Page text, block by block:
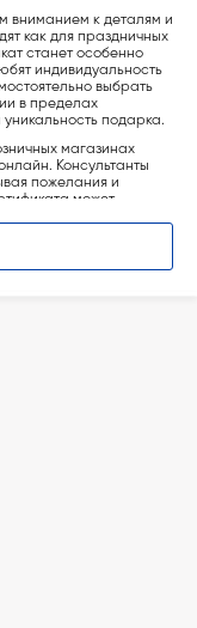
вниманием к деталям и
как для праздничных
станет особенно
индивидуальность
выбрать
в пределах
подарка.
магазинах
Консультанты
пожелания и
может